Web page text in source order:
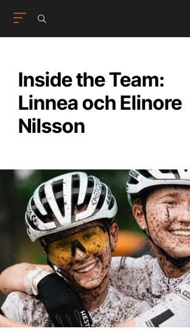
Inside the Team:
Linnea och Elinore
Nilsson